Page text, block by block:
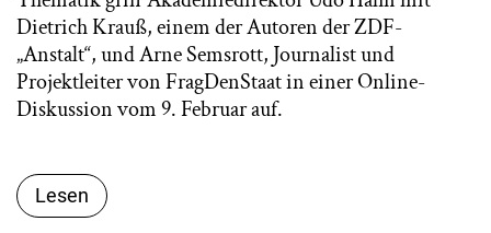
Dietrich Krauß, einem der Autoren der ZDF-
„Anstalt“, und Arne Semsrott, Journalist und
Projektleiter von FragDenStaat in einer Online-
Diskussion vom 9. Februar auf.
Lesen